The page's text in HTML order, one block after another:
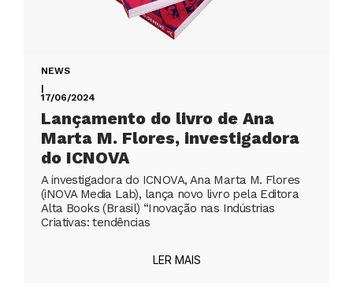
NEWS
|
17/06/2024
Lançamento do livro de Ana
Marta M. Flores, investigadora
do ICNOVA
A investigadora do ICNOVA, Ana Marta M. Flores
(iNOVA Media Lab), lança novo livro pela Editora
Alta Books (Brasil) “Inovação nas Indústrias
Criativas: tendências
LER MAIS